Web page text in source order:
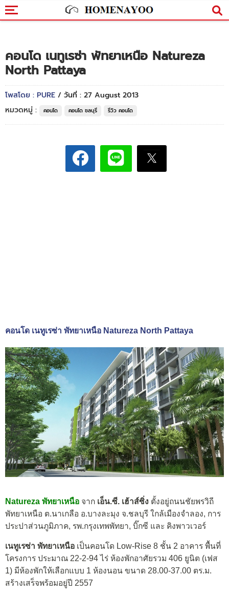
คอนโด เนทูเรซ่า พัทยาเหนือ Natureza
North Pattaya
โพสโดย : PURE / วันที่ : 27 August 2013
หมวดหมู่ :
คอนโด คอนโด ชลบุรี รีวิว คอนโด
คอนโด เนทูเรซ่า พัทยาเหนือ Natureza North Pattaya
Natureza พัทยาเหนือ จาก เอ็น.ซี. เฮ้าส์ซิ่ง ตั้งอยู่ถนนชัยพรวิถี
พัทยาเหนือ ต.นาเกลือ อ.บางละมุง จ.ชลบุรี ใกล้เมืองจำลอง, การ
ประปาส่วนภูมิภาค, รพ.กรุงเทพพัทยา, บิ๊กซี และ คิงพาวเวอร์
เนทูเรซ่า พัทยาเหนือ เป็นคอนโด Low-Rise 8 ชั้น 2 อาคาร พื้นที่
โครงการ ประมาณ 22-2-94 ไร่ ห้องพักอาศัยรวม 406 ยูนิต (เฟส
1) มีห้องพักให้เลือกแบบ 1 ห้องนอน ขนาด 28.00-37.00 ตร.ม.
สร้างเสร็จพร้อมอยู่ปี 2557